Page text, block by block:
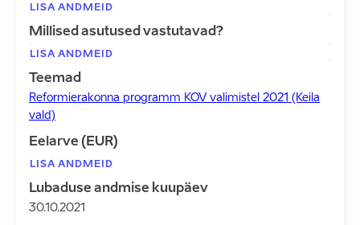
LISA ANDMEID
Millised asutused vastutavad?
LISA ANDMEID
Teemad
Reformierakonna programm KOV valimistel 2021 (Keila
vald)
Eelarve (EUR)
LISA ANDMEID
Lubaduse andmise kuupäev
30.10.2021